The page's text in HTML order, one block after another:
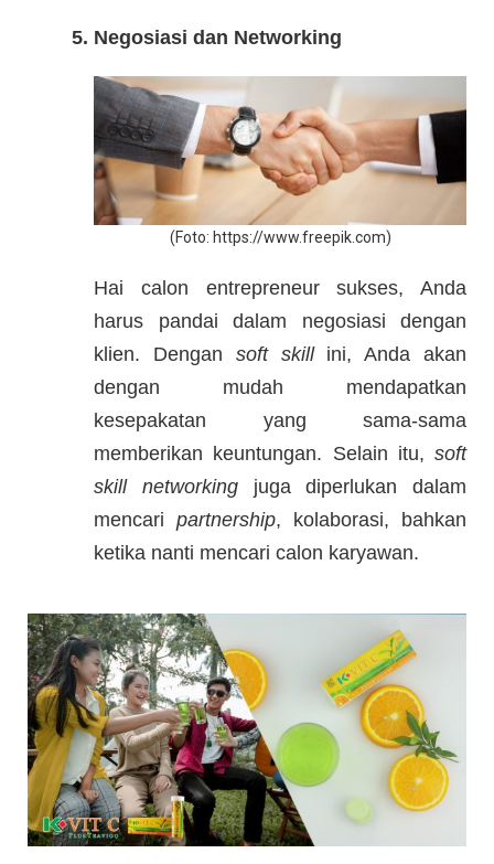
5. Negosiasi dan Networking
​(Foto: ​https://www.freepik.com)
Hai calon entrepreneur sukses, Anda
harus pandai dalam negosiasi dengan
klien. Dengan soft skillini, Anda akan
dengan mudah mendapatkan
kesepakatan yang sama-sama
memberikan keuntungan. Selain itu, soft
skill
networkingjuga diperlukan dalam
mencari partnership, kolaborasi, bahkan
ketika nanti mencari calon karyawan.